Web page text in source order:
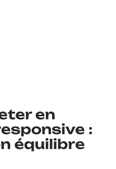
en
:
équilibre